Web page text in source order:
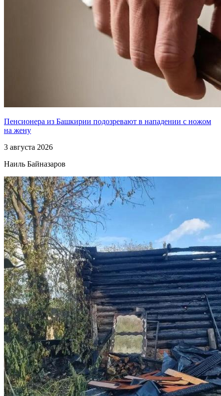
Пенсионера из Башкирии подозревают в нападении с ножом
на жену
3 августа 2026
Наиль Байназаров